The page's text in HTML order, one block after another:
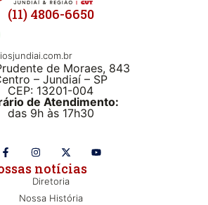
Diretoria
Nossa História
notícias
(11) 4806-6650
de Moraes, 843
– Jundiaí – SP
CEP: 13201-004
de Atendimento:
das 9h às 17h30